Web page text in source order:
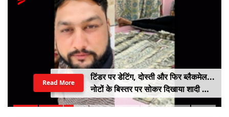
टिंडर पर डेटिंग, दोस्ती और फिर ब्लैकमेल...
नोटों के बिस्तर पर सोकर दिखाया शादी का
सपना, लूट लिए 6 करोड़ रुपए
Read More